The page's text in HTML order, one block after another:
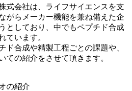
式会社は、ライフサイエンスを支
がらメーカー機能を兼ね備えた企
としており、中でもペプチド合成
ています。
ド合成や精製工程ごとの課題や、
ての紹介をさせて頂きます。
の紹介